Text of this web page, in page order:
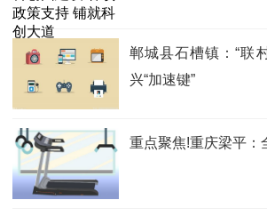
郸城县石槽镇：“联
兴“加速键”
重点聚焦!重庆梁平：